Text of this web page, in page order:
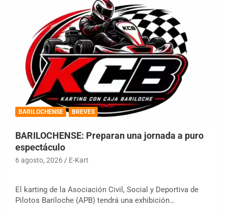
BARILOCHENSE BREVES
BARILOCHENSE: Preparan una jornada a puro
espectáculo
6 agosto, 2026 E-Kart
El karting de la Asociación Civil, Social y Deportiva de
Pilotos Bariloche (APB) tendrá una exhibición…